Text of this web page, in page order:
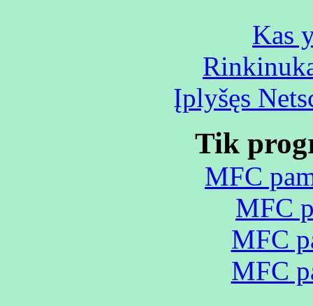
Kas
Įplyšęs
Tik
MFC
MFC
MFC
MFC